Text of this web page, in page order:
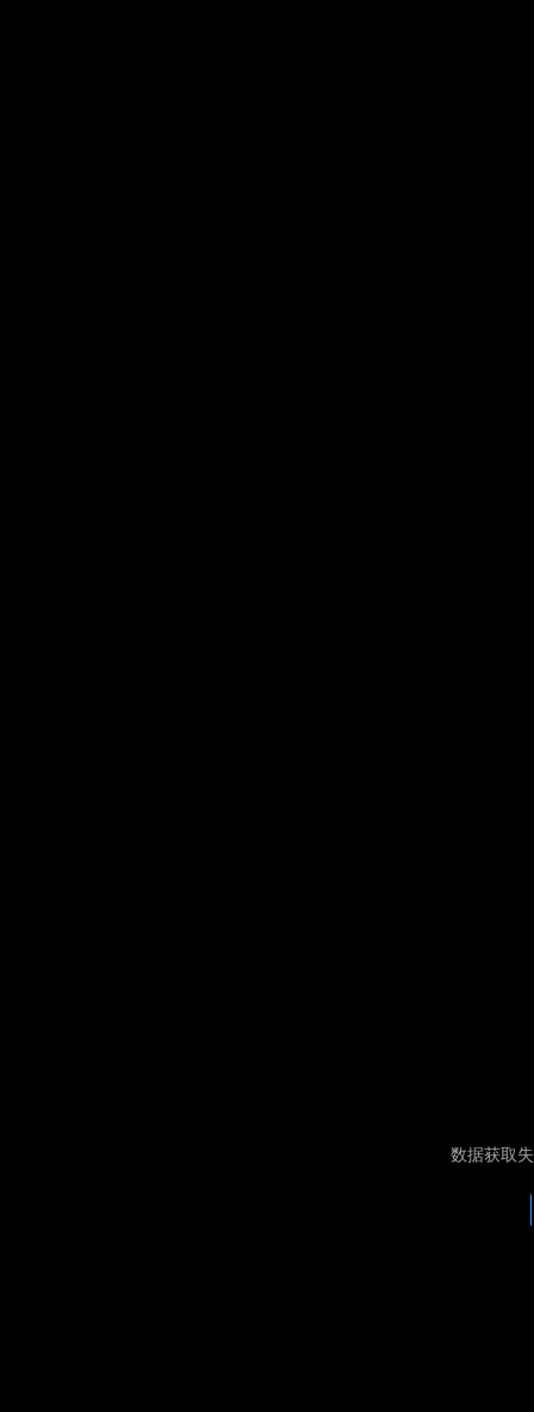
数据获取